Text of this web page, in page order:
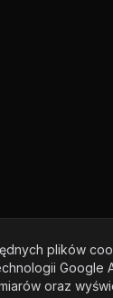
plików
Google
oraz